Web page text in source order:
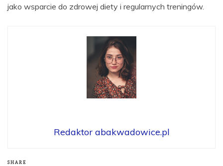
jako wsparcie do zdrowej diety i regularnych treningów.
Redaktor abakwadowice.pl
SHARE